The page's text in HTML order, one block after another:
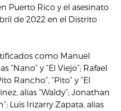
Puerto Rico y el asesinato
de 2022 en el Distrito
como Manuel
“Nano” y “El Viejo”; Rafael
Rancho”, “Pito” y “El
alias “Waldy”; Jonathan
Luis Irizarry Zapata, alias